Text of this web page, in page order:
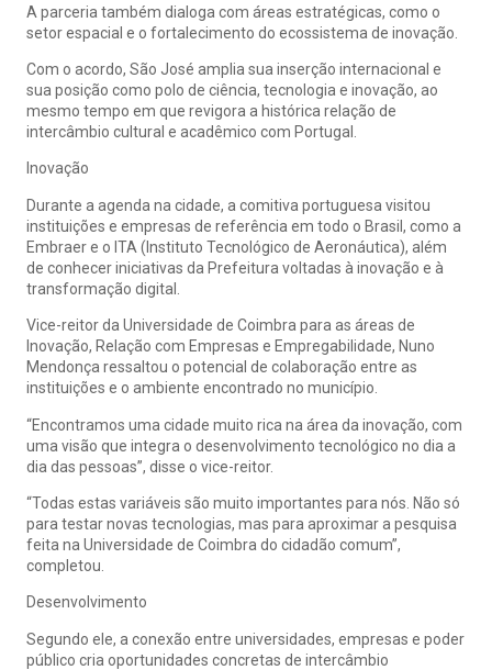
A parceria também dialoga com áreas estratégicas, como o
setor espacial e o fortalecimento do ecossistema de inovação.
Com o acordo, São José amplia sua inserção internacional e
sua posição como polo de ciência, tecnologia e inovação, ao
mesmo tempo em que revigora a histórica relação de
intercâmbio cultural e acadêmico com Portugal.
Inovação
Durante a agenda na cidade, a comitiva portuguesa visitou
instituições e empresas de referência em todo o Brasil, como a
Embraer e o ITA (Instituto Tecnológico de Aeronáutica), além
de conhecer iniciativas da Prefeitura voltadas à inovação e à
transformação digital.
Vice-reitor da Universidade de Coimbra para as áreas de
Inovação, Relação com Empresas e Empregabilidade, Nuno
Mendonça ressaltou o potencial de colaboração entre as
instituições e o ambiente encontrado no município.
“Encontramos uma cidade muito rica na área da inovação, com
uma visão que integra o desenvolvimento tecnológico no dia a
dia das pessoas”, disse o vice-reitor.
“Todas estas variáveis são muito importantes para nós. Não só
para testar novas tecnologias, mas para aproximar a pesquisa
feita na Universidade de Coimbra do cidadão comum”,
completou.
Desenvolvimento
Segundo ele, a conexão entre universidades, empresas e poder
público cria oportunidades concretas de intercâmbio